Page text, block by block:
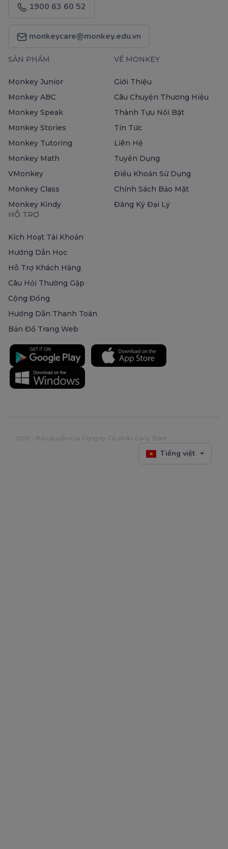
1900 63 60 52
monkeycare@monkey.edu.vn
SẢN PHẨM
Monkey Junior
Monkey ABC
Monkey Speak
Monkey Stories
Monkey Tutoring
Monkey Math
VMonkey
Monkey Class
Monkey Kindy
VỀ MONKEY
Giới Thiệu
Câu Chuyện Thương Hiệu
Thành Tựu Nổi Bật
Tin Tức
Liên Hệ
Tuyển Dụng
Điều Khoản Sử Dụng
Chính Sách Bảo Mật
Đăng Ký Đại Lý
HỖ TRỢ
Kích Hoạt Tài Khoản
Hướng Dẫn Học
Hỗ Trợ Khách Hàng
Câu Hỏi Thường Gặp
Cộng Đồng
Hướng Dẫn Thanh Toán
Bản Đồ Trang Web
2021 - Bản quyền của Công ty Cổ phần Early Start
Tiếng việt